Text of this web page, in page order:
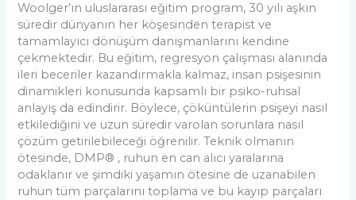
Woolger’ın uluslararası eğitim program, 30 yılı aşkın
süredir dünyanın her köşesinden terapist ve
tamamlayıcı dönüşüm danışmanlarını kendine
çekmektedir. Bu eğitim, regresyon çalışması alanında
ileri beceriler kazandırmakla kalmaz, insan psişesinin
dinamikleri konusunda kapsamlı bir psiko-ruhsal
anlayış da edindirir. Böylece, çöküntülerin psişeyi nasıl
etkilediğini ve uzun süredir varolan sorunlara nasıl
çözüm getirilebileceği öğrenilir. Teknik olmanın
ötesinde, DMP® , ruhun en can alıcı yaralarına
odaklanır ve şimdiki yaşamın ötesine de uzanabilen
ruhun tüm parçalarını toplama ve bu kayıp parçaları